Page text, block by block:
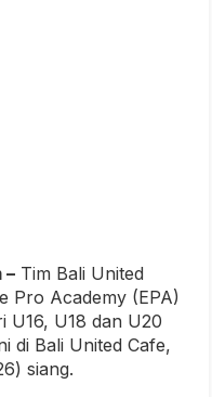
– Tim Bali United
Pro Academy (EPA)
U16, U18 dan U20
di Bali United Cafe,
siang.